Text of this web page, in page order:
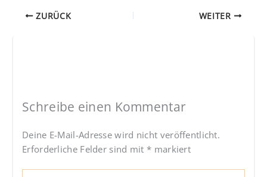
ZURÜCK WEITER
Schreibe einen Kommentar
Deine E-Mail-Adresse wird nicht veröffentlicht.
Erforderliche Felder sind mit * markiert